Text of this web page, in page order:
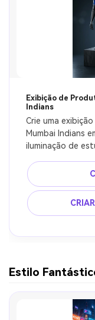
Exibição de
Indians
Crie uma
Mumbai Indians
iluminação de
fotografia de
Estilo